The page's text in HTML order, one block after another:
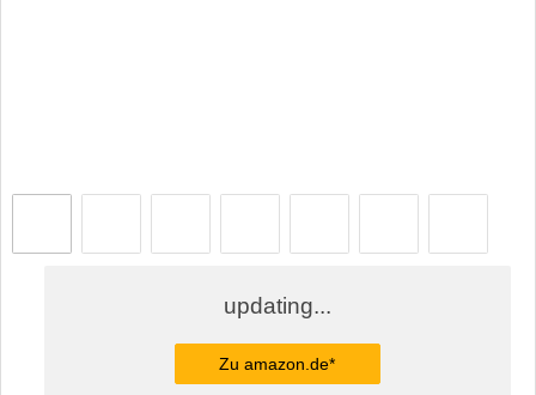
updating...
Zu amazon.de*